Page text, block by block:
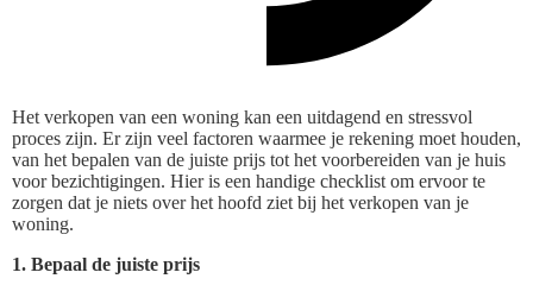
Het verkopen van een woning kan een uitdagend en stressvol
proces zijn. Er zijn veel factoren waarmee je rekening moet houden,
van het bepalen van de juiste prijs tot het voorbereiden van je huis
voor bezichtigingen. Hier is een handige checklist om ervoor te
zorgen dat je niets over het hoofd ziet bij het verkopen van je
woning.
1. Bepaal de juiste prijs